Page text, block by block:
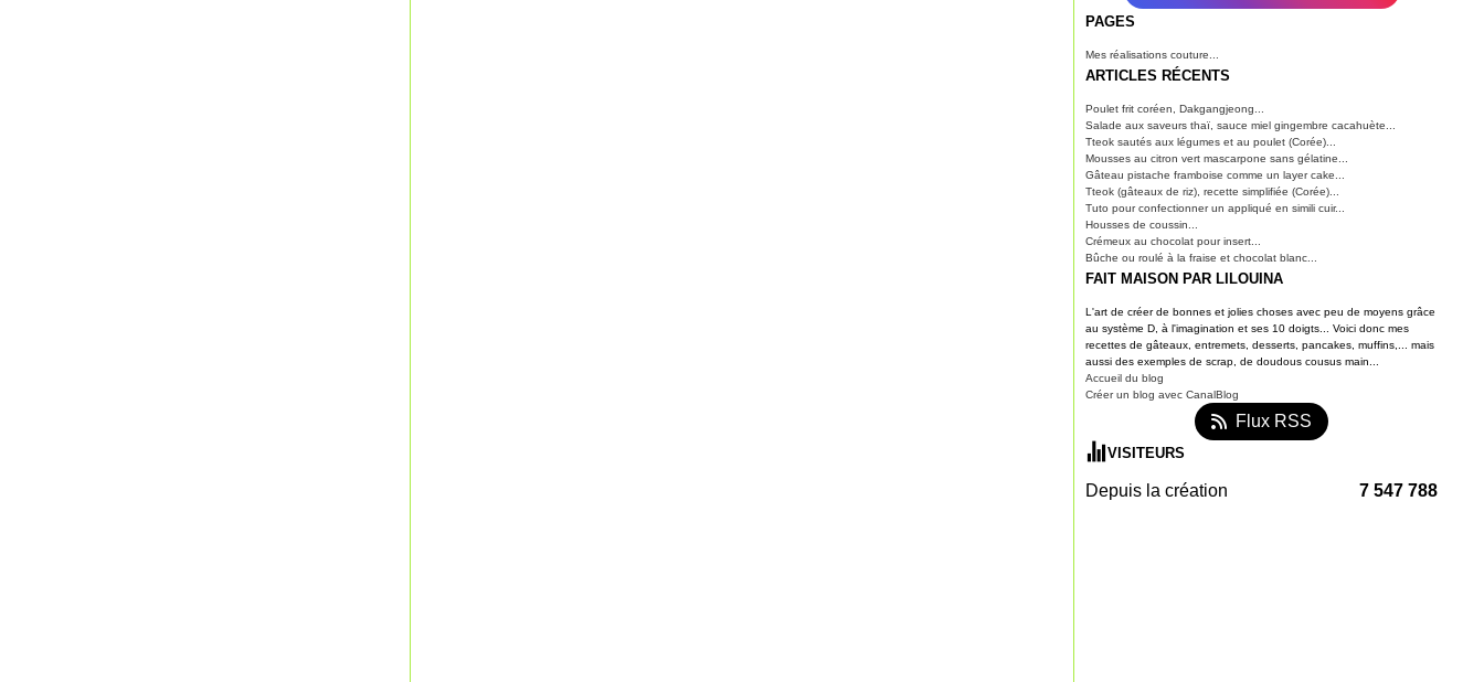
PAGES
Mes réalisations couture...
ARTICLES RÉCENTS
Poulet frit coréen, Dakgangjeong...
Salade aux saveurs thaï, sauce miel gingembre cacahuète...
Tteok sautés aux légumes et au poulet (Corée)...
Mousses au citron vert mascarpone sans gélatine...
Gâteau pistache framboise comme un layer cake...
Tteok (gâteaux de riz), recette simplifiée (Corée)...
Tuto pour confectionner un appliqué en simili cuir...
Housses de coussin...
Crémeux au chocolat pour insert...
Bûche ou roulé à la fraise et chocolat blanc...
FAIT MAISON PAR LILOUINA
L'art de créer de bonnes et jolies choses avec peu de moyens grâce
au système D, à l'imagination et ses 10 doigts... Voici donc mes
recettes de gâteaux, entremets, desserts, pancakes, muffins,... mais
aussi des exemples de scrap, de doudous cousus main...
Accueil du blog
Créer un blog avec CanalBlog
Flux RSS
VISITEURS
Depuis la création 7 547 788